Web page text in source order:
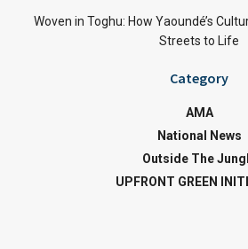
Woven in Toghu: How Yaoundé’s
Streets to Life
Category
AMA
National News
Outside The
UPFRONT GREEN